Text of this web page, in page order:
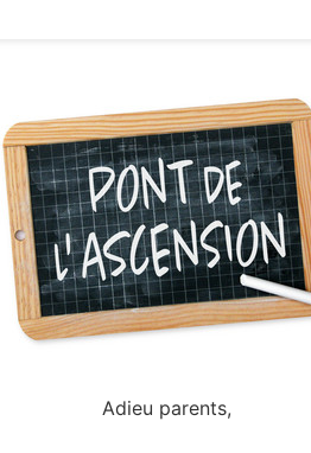
Adieu parents,